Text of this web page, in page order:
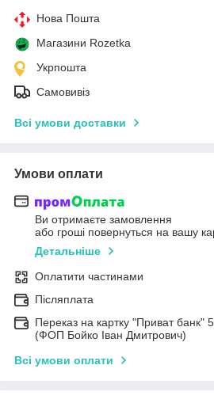
Нова Пошта
Магазини Rozetka
Укрпошта
Самовивіз
Всі умови доставки
Умови оплати
Ви отримаєте замовлення
або гроші повернуться на вашу
Детальніше
Оплатити частинами
Післяплата
Переказ на картку "Приват банк"
(ФОП Бойко Іван Дмитрович)
Всі умови оплати